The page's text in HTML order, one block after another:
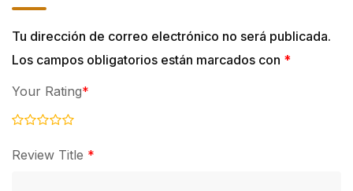
Tu dirección de correo electrónico no será publicada.
Los campos obligatorios están marcados con *
Review Title *
Your Rating*